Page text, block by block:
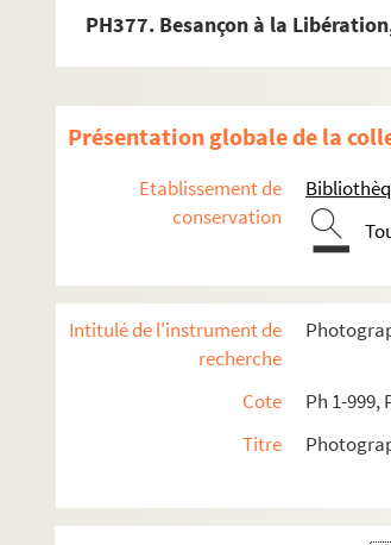
PH377. Besançon à la
Présentation globale de la
Etablissement de
conservation
Intitulé de l'instrument de
recherche
Cote
Ph 1-999,
Titre
PH360. Besançon. Entrée du pont
PH363. Besançon. Porte taillée
PH365. Besançon. Entrée de
PH366. MAUVILLIER, Emile.
PH368. Besançon. Inondations janvier
PH369. Besançon. Inondations
PH371. Besançon. Inondations
PH372. Besançon. Femme et fillette
PH374. J. G. Photo. Besançon.